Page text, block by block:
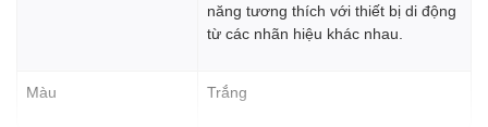
năng tương thích với thiết bị di động
từ các nhãn hiệu khác nhau.
Màu Trắng